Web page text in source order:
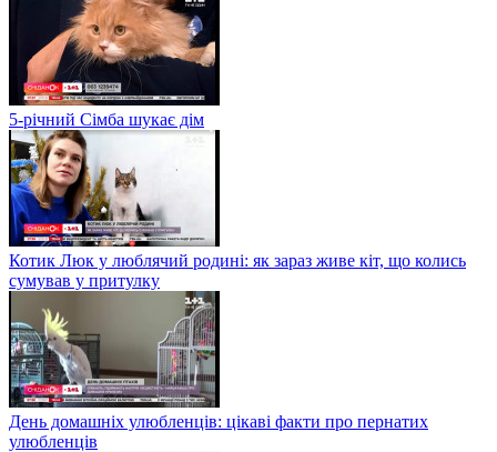
5-річний Сімба шукає дім
Котик Люк у люблячий родині: як зараз живе кіт, що колись
сумував у притулку
День домашніх улюбленців: цікаві факти про пернатих
улюбленців